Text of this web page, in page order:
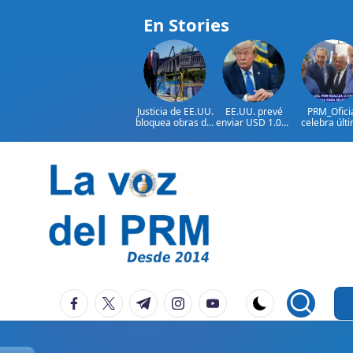
En Stories
Justicia de EE.UU.
bloquea obras del
Trump
EE.UU. prevé
enviar USD 1.000
ayuda a Colombia
celebra
contenido
eVoz
Del
facebook.com
twitter.com
t.me instagram.com
youtube.com